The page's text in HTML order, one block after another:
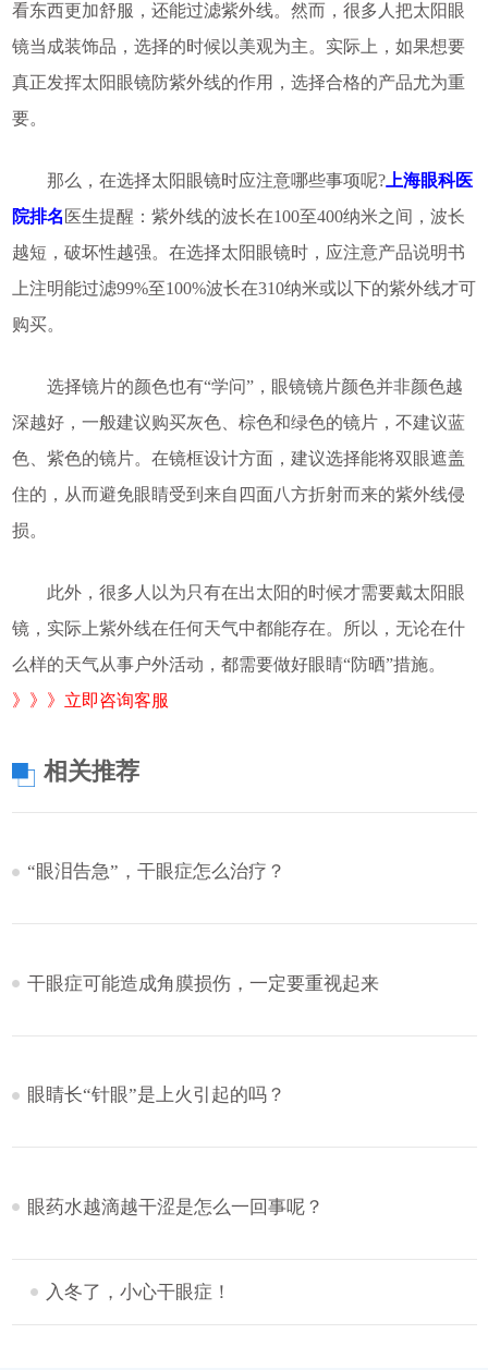
看东西更加舒服，还能过滤紫外线。然而，很多人把太阳眼
镜当成装饰品，选择的时候以美观为主。实际上，如果想要
真正发挥太阳眼镜防紫外线的作用，选择合格的产品尤为重
要。
那么，在选择太阳眼镜时应注意哪些事项呢?上海眼科医
院排名 医生提醒：紫外线的波长在100至400纳米之间，波长
越短，破坏性越强。在选择太阳眼镜时，应注意产品说明书
上注明能过滤99%至100%波长在310纳米或以下的紫外线才可
购买。
选择镜片的颜色也有“学问”，眼镜镜片颜色并非颜色越
深越好，一般建议购买灰色、棕色和绿色的镜片，不建议蓝
色、紫色的镜片。在镜框设计方面，建议选择能将双眼遮盖
住的，从而避免眼睛受到来自四面八方折射而来的紫外线侵
损。
此外，很多人以为只有在出太阳的时候才需要戴太阳眼
镜，实际上紫外线在任何天气中都能存在。所以，无论在什
么样的天气从事户外活动，都需要做好眼睛“防晒”措施。
》》》立即咨询客服
相关推荐
“眼泪告急”，干眼症怎么治疗？
干眼症可能造成角膜损伤，一定要重视起来
眼睛长“针眼”是上火引起的吗？
眼药水越滴越干涩是怎么一回事呢？
入冬了，小心干眼症！